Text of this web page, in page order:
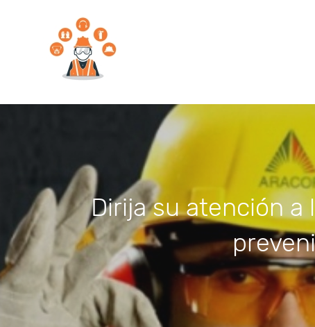
Dirija su atención a